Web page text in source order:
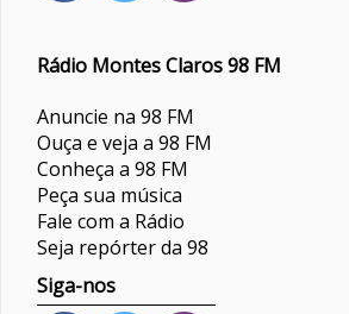
Rádio Montes Claros 98 FM
Anuncie na 98 FM
Ouça e veja a 98 FM
Conheça a 98 FM
Peça sua música
Fale com a Rádio
Seja repórter da 98
Siga-nos